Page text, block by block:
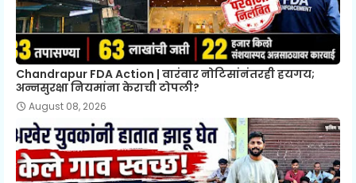
Chandrapur FDA Action | वारंवार नोटिसांनंतरही हयगय;
अन्नसुरक्षा नियमांना केराची टोपली?
August 08, 2026